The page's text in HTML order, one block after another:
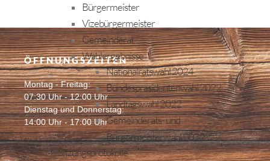
Bürgermeister
Vizebürgermeister
Gemeinderat
Wahlergebnisse
Nationalratswahl 2024
Bundespräsidentenwahl 2022
Landtagswahl 2022
Gemeinderats- und
Bürgermeisterwahl 2022
Sitzungsprotokolle
ÖFFNUNGSZEITEN
Montag - Freitag:
07:30 Uhr - 12:00 Uhr
Dienstag und Donnerstag:
14:00 Uhr - 17:00 Uhr